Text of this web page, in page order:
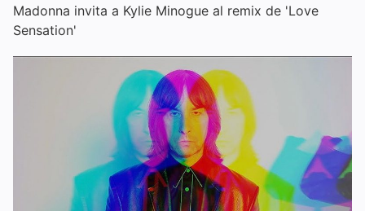
Madonna invita a Kylie Minogue al remix de 'Love
Sensation'